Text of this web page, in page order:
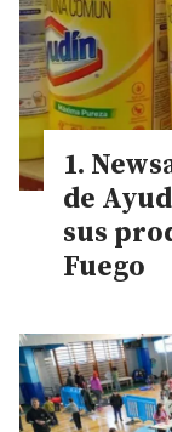
de
sus
Fuego